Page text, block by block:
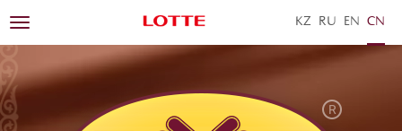
KZ RU EN ZH
Toggle
navigation